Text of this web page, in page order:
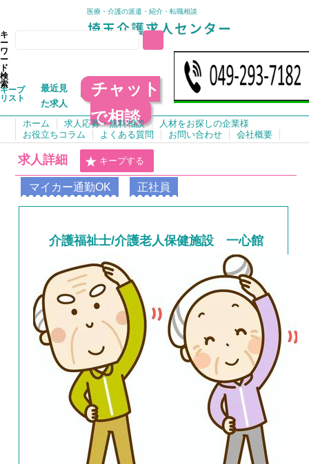
医療・介護の派遣・紹介・転職相談
キ
ー
ワ
ー
ド
検
索
キープ
リスト
最近見
た求人
チャット
で相談
ホーム 求人応募・無料相談
人材をお探しの企業様
お役立ちコラム
よくある質問 お問い合わせ 会社概要
求人詳細 キープする
マイカー通勤OK 正社員
介護福祉士/介護老人保健施設 一心館